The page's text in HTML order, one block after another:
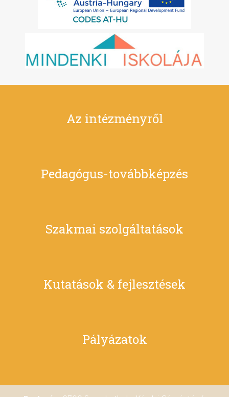
Az intézményről
Pedagógus-továbbképzés
Szakmai szolgáltatások
Kutatások & fejlesztések
Pályázatok